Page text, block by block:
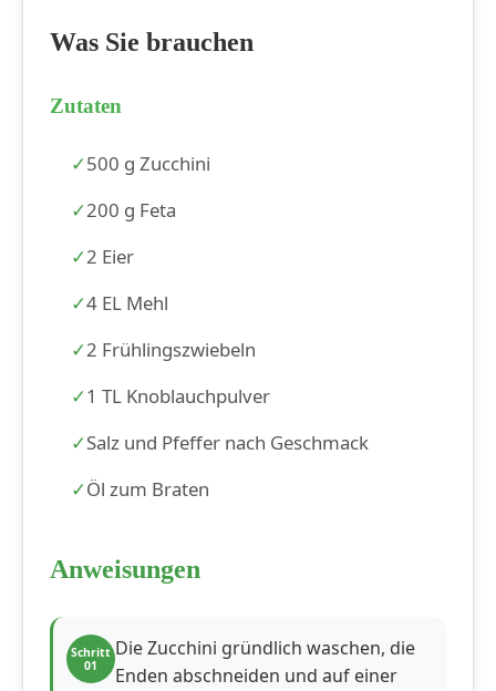
Was Sie brauchen
Zutaten
500 g Zucchini
200 g Feta
2 Eier
4 EL Mehl
2 Frühlingszwiebeln
1 TL Knoblauchpulver
Salz und Pfeffer nach Geschmack
Öl zum Braten
Anweisungen
Schritt
01
Die Zucchini gründlich waschen, die
Enden abschneiden und auf einer